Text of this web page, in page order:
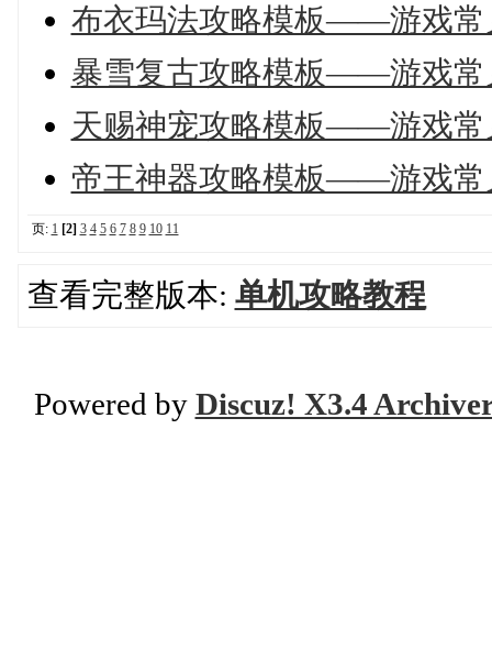
布衣玛法攻略模板——游戏
暴雪复古攻略模板——游戏
天赐神宠攻略模板——游戏
帝王神器攻略模板——游戏
页: 1 [2] 3 4 5 6 7 8 9 10 11
查看完整版本: 单机攻略教程
Powered by Discuz! X3.4